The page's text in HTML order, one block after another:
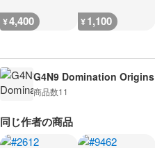
¥4,400 ¥1,100
G4N9 Domination Origins
商品数11
同じ作者の商品